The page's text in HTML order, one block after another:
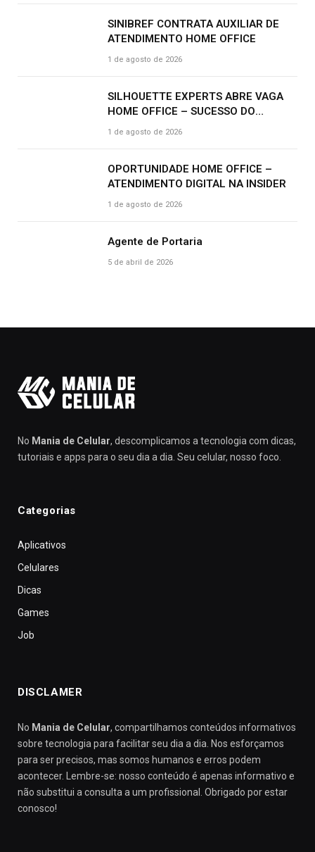
SINIBREF CONTRATA AUXILIAR DE
ATENDIMENTO HOME OFFICE
1 de agosto de 2026
SILHOUETTE EXPERTS ABRE VAGA
HOME OFFICE – SUCESSO DO
CLIENTE | R$ 2.500
1 de agosto de 2026
OPORTUNIDADE HOME OFFICE –
ATENDIMENTO DIGITAL NA INSIDER
1 de agosto de 2026
Agente de Portaria
5 de abril de 2026
No Mania de Celular, descomplicamos a tecnologia com dicas,
tutoriais e apps para o seu dia a dia. Seu celular, nosso foco.
Categorias
Aplicativos
Celulares
Dicas
Games
Job
DISCLAMER
No Mania de Celular, compartilhamos conteúdos informativos
sobre tecnologia para facilitar seu dia a dia. Nos esforçamos
para ser precisos, mas somos humanos e erros podem
acontecer. Lembre-se: nosso conteúdo é apenas informativo e
não substitui a consulta a um profissional. Obrigado por estar
conosco!